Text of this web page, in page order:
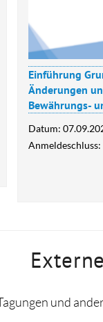
Einführung
Änderungen
Bewährungs-
Datum:
Anmeldeschluss:
und